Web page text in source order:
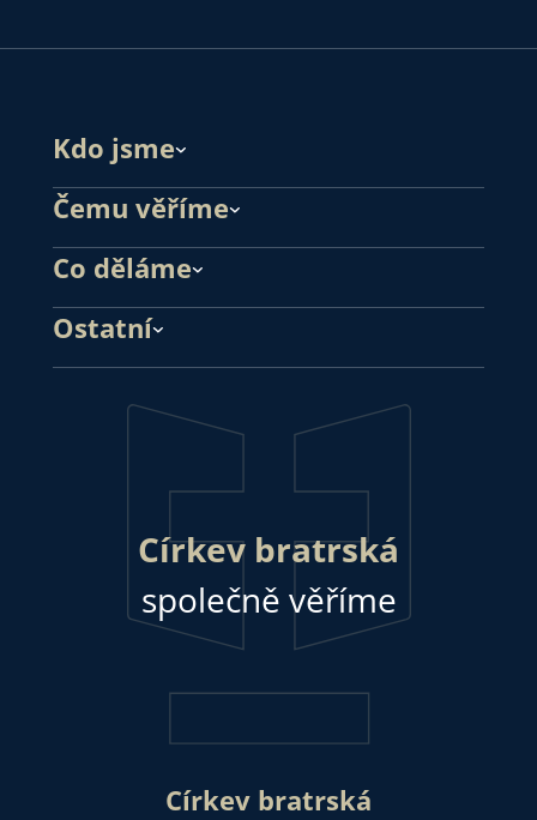
Kdo jsme
Čemu věříme
Co děláme
Ostatní
Církev bratrská
společně věříme
Církev bratrská